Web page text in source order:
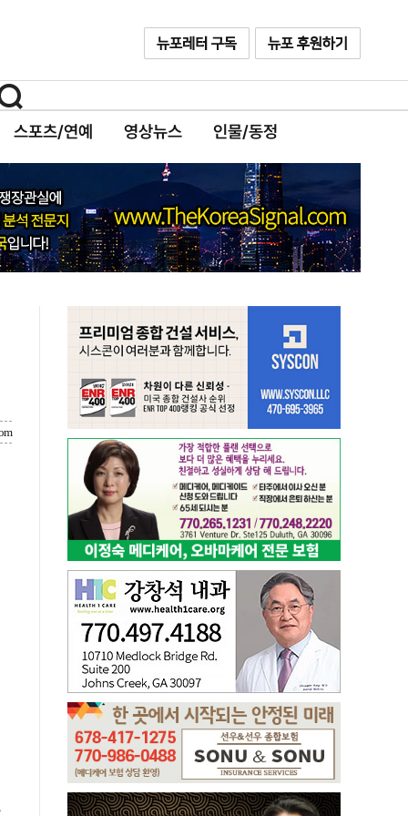
스포츠/연예 영상뉴스 인물/동정